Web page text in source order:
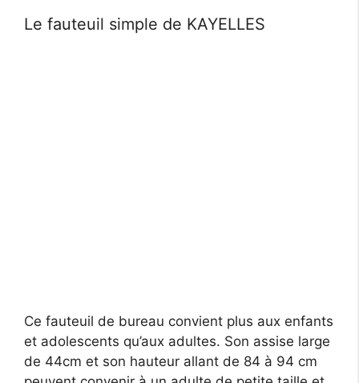
Le fauteuil simple de KAYELLES
Ce fauteuil de bureau convient plus aux enfants
et adolescents qu’aux adultes. Son assise large
de 44cm et son hauteur allant de 84 à 94 cm